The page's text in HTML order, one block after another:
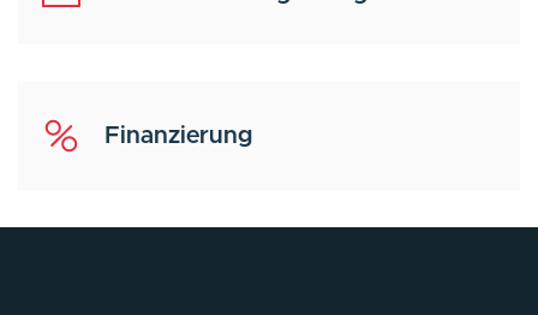
Finanzierung